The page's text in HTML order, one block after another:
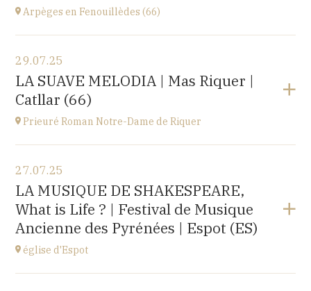
Arpèges en Fenouillèdes (66)
Estivales
à18H00
Acheter vos billets
29.07.25
LA SUAVE MELODIA | Mas Riquer |
Catllar (66)
Prieuré Roman Notre-Dame de Riquer
Mas Riquer, Catllar (66500)
à21H00
27.07.25
LA MUSIQUE DE SHAKESPEARE,
What is Life ? | Festival de Musique
Ancienne des Pyrénées | Espot (ES)
église d'Espot